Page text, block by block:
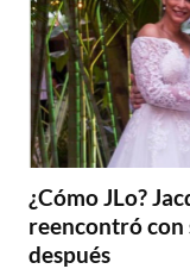
¿Cómo JLo?
reencontró con
después